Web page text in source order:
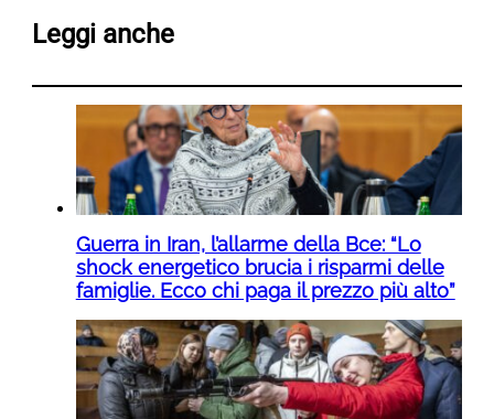
Leggi anche
Guerra in Iran, l’allarme della Bce: “Lo
shock energetico brucia i risparmi delle
famiglie. Ecco chi paga il prezzo più alto”